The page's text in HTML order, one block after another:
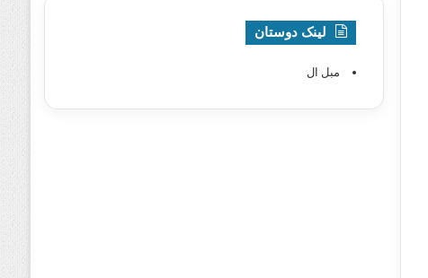
لینک دوستان
مبل ال